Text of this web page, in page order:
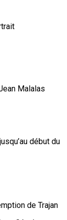
Malalas
début du
de Trajan